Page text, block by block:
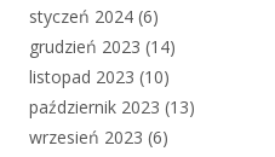
styczeń 2024 (6)
grudzień 2023 (14)
listopad 2023 (10)
październik 2023 (13)
wrzesień 2023 (6)